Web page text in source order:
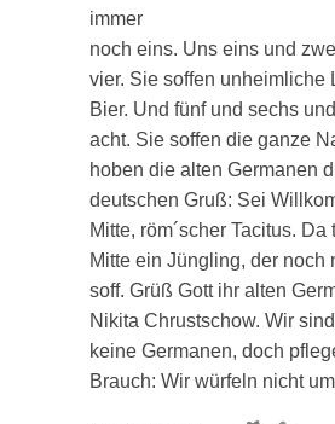
immer
noch eins. Uns eins und
vier. Sie soffen unheimliche
Bier. Und fünf und sechs
acht. Sie soffen die ganze
hoben die alten Germanen
deutschen Gruß: Sei
Mitte, röm´scher Tacitus. Da
Mitte ein Jüngling, der noch
soff. Grüß Gott ihr alten
Nikita Chrustschow. Wir
keine Germanen, doch
Brauch: Wir würfeln nicht